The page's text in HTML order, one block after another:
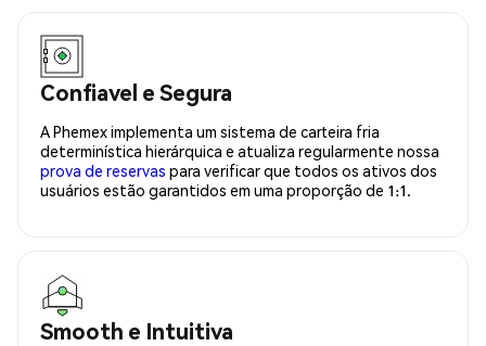
Confiavel e Segura
A Phemex implementa um sistema de carteira fria
determinística hierárquica e atualiza regularmente nossa
prova de reservas para verificar que todos os ativos dos
usuários estão garantidos em uma proporção de 1:1.
Smooth e Intuitiva